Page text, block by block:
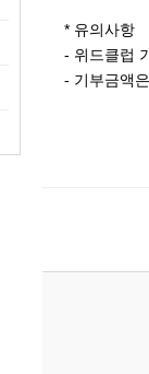
* 유의사항
- 위드클럽
- 기부금액